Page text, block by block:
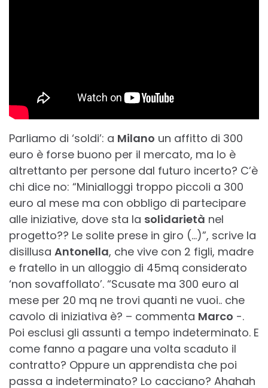
Parliamo di ‘soldi’: a Milano un affitto di 300
euro è forse buono per il mercato, ma lo è
altrettanto per persone dal futuro incerto? C’è
chi dice no: “Minialloggi troppo piccoli a 300
euro al mese ma con obbligo di partecipare
alle iniziative, dove sta la solidarietà nel
progetto?? Le solite prese in giro (…)”, scrive la
disillusa Antonella, che vive con 2 figli, madre
e fratello in un alloggio di 45mq considerato
‘non sovaffollato’. “Scusate ma 300 euro al
mese per 20 mq ne trovi quanti ne vuoi.. che
cavolo di iniziativa è? – commenta Marco -.
Poi esclusi gli assunti a tempo indeterminato. E
come fanno a pagare una volta scaduto il
contratto? Oppure un apprendista che poi
passa a indeterminato? Lo cacciano? Ahahah